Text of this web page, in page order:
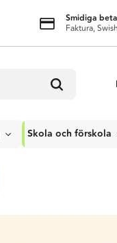
Smidiga
Faktura,
Skola och förskola